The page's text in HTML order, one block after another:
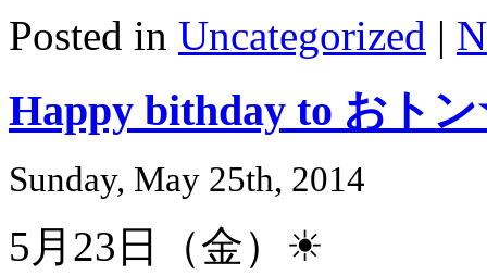
Posted in Uncategorized |
Happy bithday to おト
Sunday, May 25th, 2014
5月23日（金）☀